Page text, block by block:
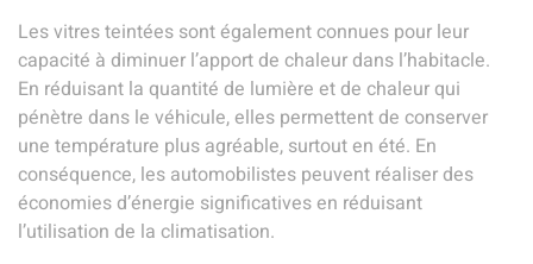
Lesvitres teintées sont également connues pour leur
capacité à diminuer l’apport de chaleur dans l’habitacle.
En réduisant la quantité de lumière et de chaleur qui
pénètre dans le véhicule, elles permettent de conserver
une température plus agréable, surtout en été. En
conséquence, les automobilistes peuvent réaliser des
économies d’énergie significatives en réduisant
l’utilisation de la climatisation.